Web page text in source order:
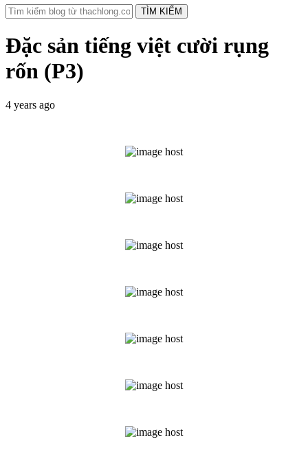
TÌM KIẾM
Đặc sản tiếng việt cười rụng
rốn (P3)
4 years ago